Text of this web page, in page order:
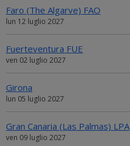
Faro (The Algarve) FAO
lun 12 luglio 2027
Fuerteventura FUE
ven 02 luglio 2027
Girona
lun 05 luglio 2027
Gran Canaria (Las Palmas) LPA
ven 09 luglio 2027